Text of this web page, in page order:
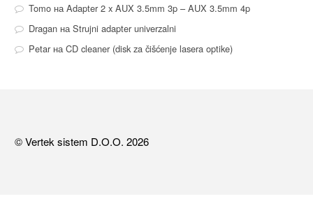
TomoнаAdapter 2 x AUX 3.5mm 3p – AUX 3.5mm 4p
DraganнаStrujni adapter univerzalni
PetarнаCD cleaner (disk za čišćenje lasera optike)
© Vertek sistem D.O.O. 2026